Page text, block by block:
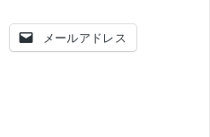
メールアドレス